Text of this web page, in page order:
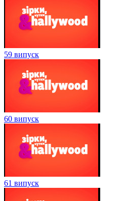
59 випуск
60 випуск
61 випуск